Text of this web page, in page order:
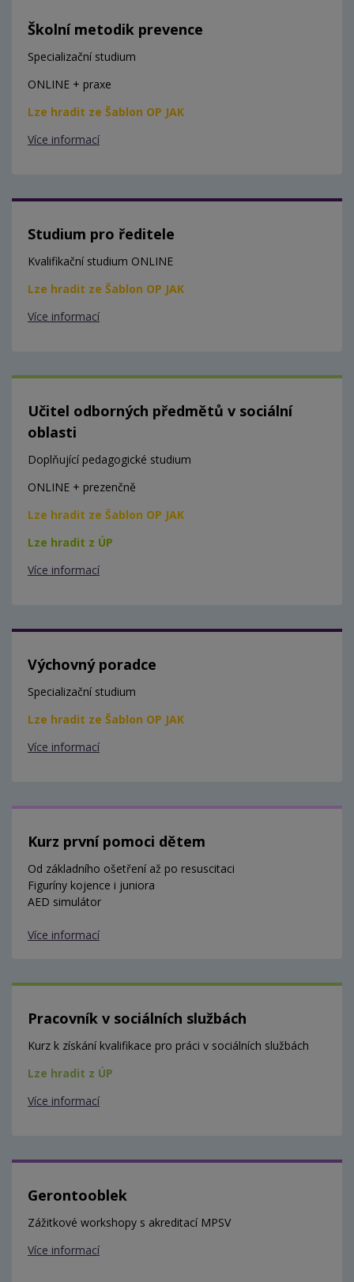
Školní metodik prevence
Specializační studium
ONLINE + praxe
Lze hradit ze Šablon OP JAK
Více informací
Studium pro ředitele
Kvalifikační studium ONLINE
Lze hradit ze Šablon OP JAK
Více informací
Učitel odborných předmětů v sociální
oblasti
Doplňující pedagogické studium
ONLINE + prezenčně
Lze hradit ze Šablon OP JAK
Lze hradit z ÚP
Více informací
Výchovný poradce
Specializační studium
Lze hradit ze Šablon OP JAK
Více informací
Kurz první pomoci dětem
Od základního ošetření až po resuscitaci
Figuríny kojence i juniora
AED simulátor
Více informací
Pracovník v sociálních službách
Kurz k získání kvalifikace pro práci v sociálních službách
Lze hradit z ÚP
Více informací
Gerontooblek
Zážitkové workshopy s akreditací MPSV
Více informací